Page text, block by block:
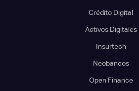
Crédito Digital
Activos Digitales
Insurtech
Neobancos
Open Finance